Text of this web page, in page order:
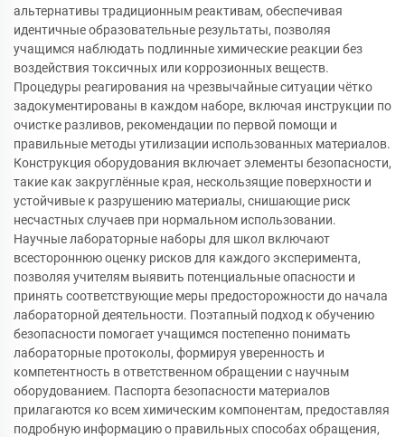
альтернативы традиционным реактивам, обеспечивая
идентичные образовательные результаты, позволяя
учащимся наблюдать подлинные химические реакции без
воздействия токсичных или коррозионных веществ.
Процедуры реагирования на чрезвычайные ситуации чётко
задокументированы в каждом наборе, включая инструкции по
очистке разливов, рекомендации по первой помощи и
правильные методы утилизации использованных материалов.
Конструкция оборудования включает элементы безопасности,
такие как закруглённые края, нескользящие поверхности и
устойчивые к разрушению материалы, снишающие риск
несчастных случаев при нормальном использовании.
Научные лабораторные наборы для школ включают
всестороннюю оценку рисков для каждого эксперимента,
позволяя учителям выявить потенциальные опасности и
принять соответствующие меры предосторожности до начала
лабораторной деятельности. Поэтапный подход к обучению
безопасности помогает учащимся постепенно понимать
лабораторные протоколы, формируя уверенность и
компетентность в ответственном обращении с научным
оборудованием. Паспорта безопасности материалов
прилагаются ко всем химическим компонентам, предоставляя
подробную информацию о правильных способах обращения,